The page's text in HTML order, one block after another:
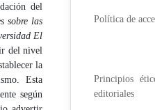
del
sobre las
El
del nivel
la
Esta
según
Política de
Principios
editoriales